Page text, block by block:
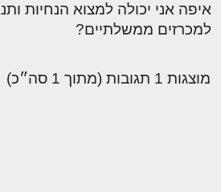
איפה אני יכולה למצוא הנחיות
למכרזים ממשלתיים?
מוצגות 1 תגובות (מתוך 1 סה״כ)